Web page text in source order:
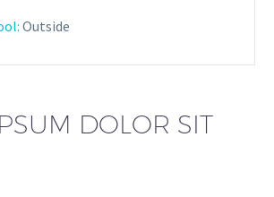
Outside
DOLOR SIT